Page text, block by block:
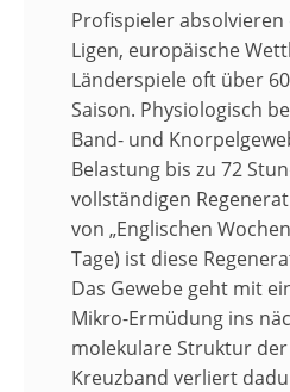
Profispieler
Ligen, europäische
Länderspiele oft über
Saison. Physiologisch
Band- und
Belastung bis zu 72
vollständigen
von „Englischen
Tage) ist diese
Das Gewebe geht mit
Mikro-Ermüdung ins
molekulare Struktur
Kreuzband verliert